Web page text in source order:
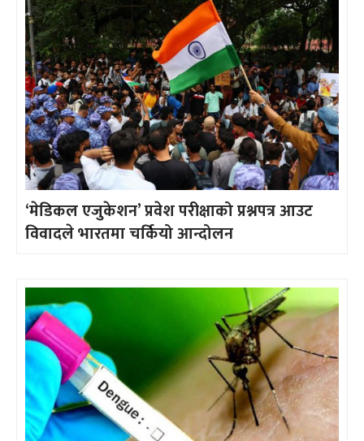
‘मेडिकल एजुकेशन’ प्रवेश परीक्षाको प्रश्नपत्र आउट
विवादले भारतमा चर्कियो आन्दोलन